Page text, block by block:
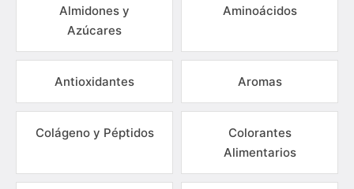
Almidones y
Azúcares
Aminoácidos
Antioxidantes Aromas
Colágeno y Péptidos
Colorantes
Alimentarios